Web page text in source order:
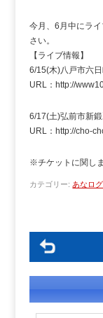
今月、6月中にラ
さい。
【ライブ情報】
6/15(木)八戸市六
URL：http://
6/17(土)弘前市新
URL：http://cho-
※チケットに関し
カテゴリー: あなログ